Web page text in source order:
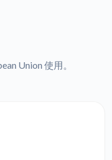
Union 使用。